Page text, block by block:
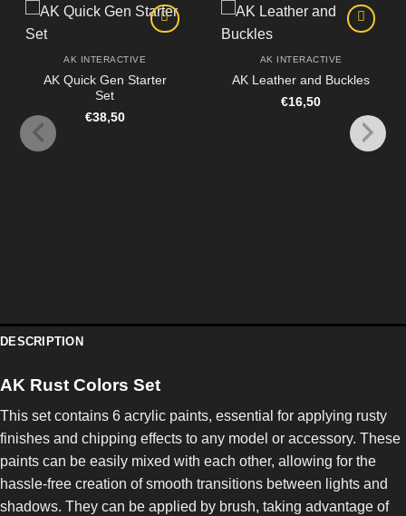
AK INTERACTIVE
AK Quick Gen Starter
Set
€38,50
AK INTERACTIVE
AK Leather and Buckles
€16,50
DESCRIPTION
AK Rust Colors Set
This set contains 6 acrylic paints, essential for applying rusty
finishes and chipping effects to any model or accessory. These
paints can be easily mixed with each other, allowing for the
hassle-free creation of smooth transitions between lights and
shadows. They can be applied by brush, taking advantage of